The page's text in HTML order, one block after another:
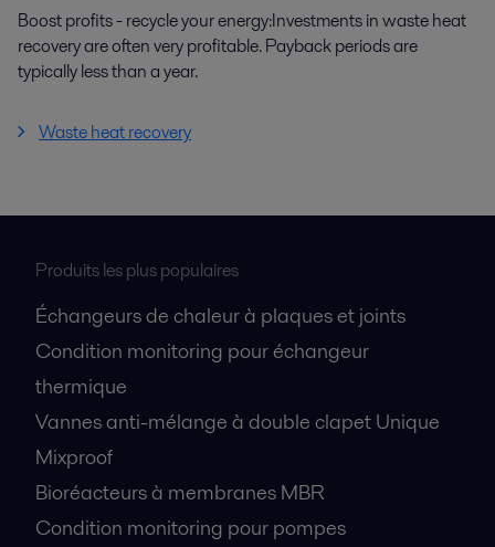
Boost profits - recycle your energy:Investments in waste heat
recovery are often very profitable. Payback periods are
typically less than a year.
Waste heat recovery
Produits les plus populaires
Échangeurs de chaleur à plaques et joints
Condition monitoring pour échangeur
thermique
Vannes anti-mélange à double clapet Unique
Mixproof
Bioréacteurs à membranes MBR
Condition monitoring pour pompes